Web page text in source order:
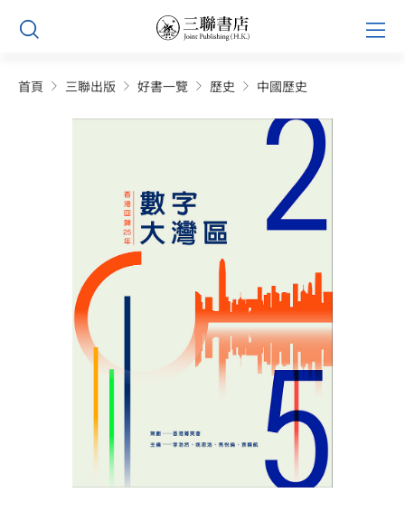
Skip
content
首頁 三聯出版 好書一覽 歷史 中國歷史